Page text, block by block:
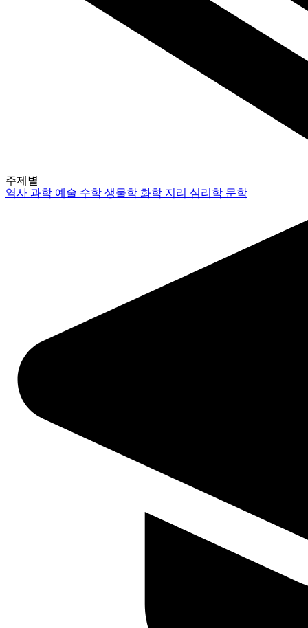
주제별
역사과학 예술 수학생물학 화학 지리 심리학 문학